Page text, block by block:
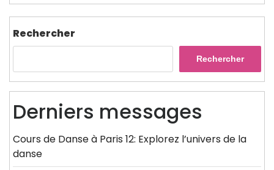
Rechercher
Rechercher
Derniers messages
Cours de Danse à Paris 12: Explorez l’univers de la
danse